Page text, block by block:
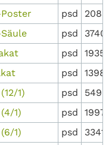
psd
psd
psd
psd
1)
psd
5490
1)
psd
1997
1)
psd
3341